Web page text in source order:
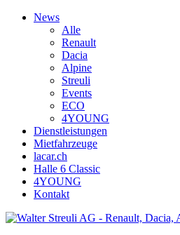
News
Alle
Renault
Dacia
Alpine
Streuli
Events
ECO
4YOUNG
Dienstleistungen
Mietfahrzeuge
lacar.ch
Halle 6 Classic
4YOUNG
Kontakt